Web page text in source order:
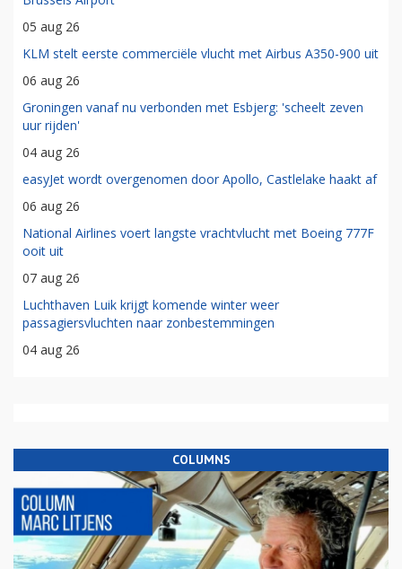
05 aug 26
KLM stelt eerste commerciële vlucht met Airbus A350-900 uit
06 aug 26
Groningen vanaf nu verbonden met Esbjerg: 'scheelt zeven
uur rijden'
04 aug 26
easyJet wordt overgenomen door Apollo, Castlelake haakt af
06 aug 26
National Airlines voert langste vrachtvlucht met Boeing 777F
ooit uit
07 aug 26
Luchthaven Luik krijgt komende winter weer
passagiersvluchten naar zonbestemmingen
04 aug 26
COLUMNS